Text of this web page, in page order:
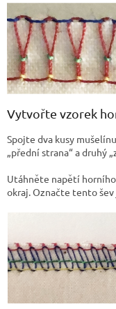
Vytvořte vzorek
Spojte dva kusy
„přední strana“ a druhý
Utáhněte napětí
okraj. Označte tento šev